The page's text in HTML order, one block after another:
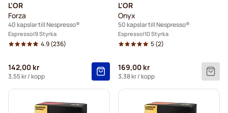
L'OR
Forza
40 kapslar till Nespresso®
Espresso 9 Styrka
4.9(236)
142,00 kr
3,55 kr/ kopp
L'OR
Onyx
50 kapslar till Nespresso®
Espresso 10 Styrka
5(2)
169,00 kr
3,38 kr/ kopp